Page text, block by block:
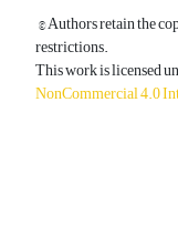
© Authors retain the
restrictions.
This work is licensed
NonCommercial 4.0